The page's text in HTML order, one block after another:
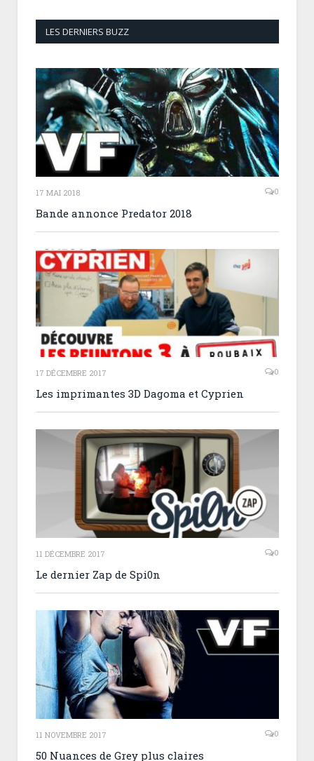
LES DERNIERS BUZZ
17 MAI 2018 0
Bande annonce Predator 2018
17 DÉCEMBRE 2017 0
Les imprimantes 3D Dagoma et Cyprien
11 DÉCEMBRE 2017 0
Le dernier Zap de Spi0n
11 NOVEMBRE 2017 0
50 Nuances de Grey plus claires